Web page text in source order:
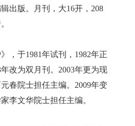
出版。月刊，大16开，208
，于1981年试刊，1982年正
改为双月刊。2003年更为现
春院士担任主编。2009年变
李文华院士担任主编。